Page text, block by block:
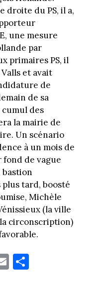
droite du PS, il a,
une mesure
par
primaires PS, il
et avait
de
de sa
des
la mairie de
Un scénario
à un mois de
fond de vague
bastion
tard, boosté
Michèle
(la ville
circonscription)
E
m
Pa